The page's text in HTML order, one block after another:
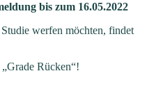
bis zum 16.05.2022
werfen möchten, findet
Rücken“!